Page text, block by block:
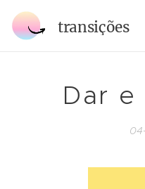
transições
Dar